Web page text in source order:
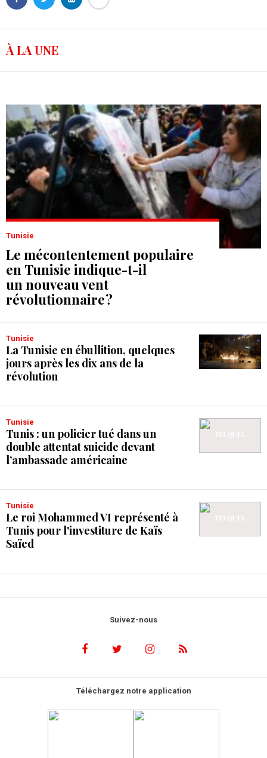
À LA UNE
Tunisie
Le mécontentement populaire
en Tunisie indique-t-il
un nouveau vent
révolutionnaire ?
Tunisie
La Tunisie en ébullition, quelques
jours après les dix ans de la
révolution
Tunisie
Tunis : un policier tué dans un
double attentat suicide devant
l’ambassade américaine
Tunisie
Le roi Mohammed VI représenté à
Tunis pour l'investiture de Kaïs
Saïed
Suivez-nous
Téléchargez notre application